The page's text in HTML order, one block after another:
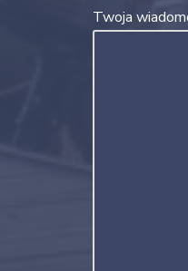
Twoja